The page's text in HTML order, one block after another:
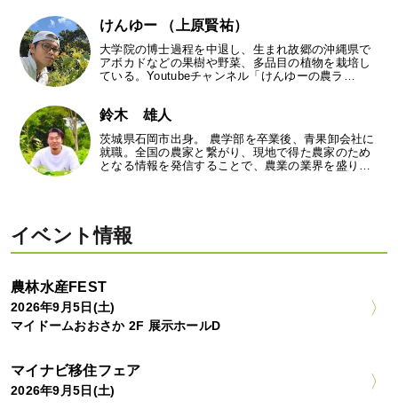
けんゆー （上原賢祐）
大学院の博士過程を中退し、生まれ故郷の沖縄県で
アボカドなどの果樹や野菜、多品目の植物を栽培し
ている。Youtubeチャンネル「けんゆーの農ラ…
鈴木 雄人
茨城県石岡市出身。 農学部を卒業後、青果卸会社に
就職。全国の農家と繋がり、現地で得た農家のため
となる情報を発信することで、農業の業界を盛り…
イベント情報
農林水産FEST
2026年9月5日(土)
マイドームおおさか 2F 展示ホールD
マイナビ移住フェア
2026年9月5日(土)